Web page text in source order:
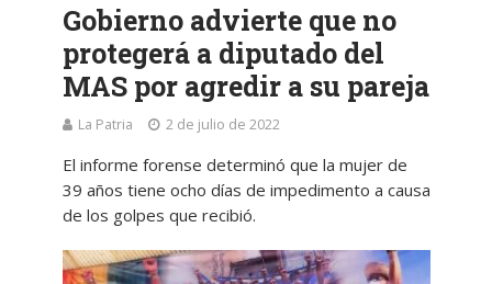
Gobierno advierte que no
protegerá a diputado del
MAS por agredir a su pareja
La Patria 2 de julio de 2022
El informe forense determinó que la mujer de
39 años tiene ocho días de impedimento a causa
de los golpes que recibió.